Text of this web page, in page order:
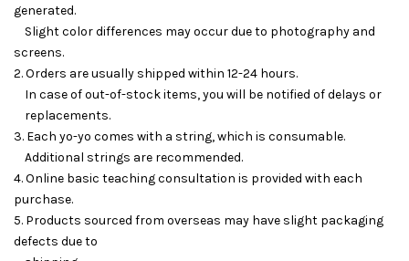
generated.
Slight color differences may occur due to photography and
screens.
2. Orders are usually shipped within 12-24 hours.
In case of out-of-stock items, you will be notified of delays or
replacements.
3. Each yo-yo comes with a string, which is consumable.
Additional strings are recommended.
4. Online basic teaching consultation is provided with each
purchase.
5. Products sourced from overseas may have slight packaging
defects due to